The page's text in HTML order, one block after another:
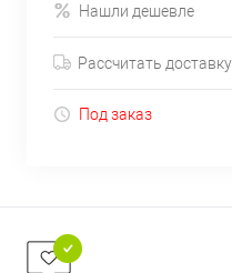
Нашли дешевле
Рассчитать доставку
Под заказ